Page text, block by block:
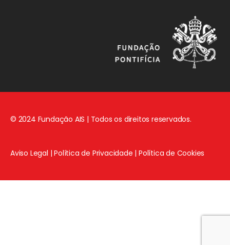
© 2024 Fundação AIS | Todos os direitos reservados.
Aviso Legal |Política de Privacidade |Política de Cookies